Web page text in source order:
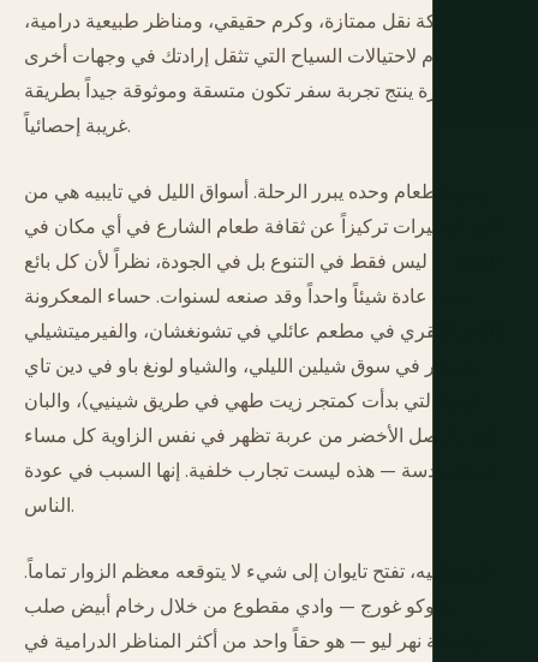
وشبكة نقل ممتازة، وكرم حقيقي، ومناظر طبيعية درامية،
وغياب تام لاحتيالات السياح التي تثقل إرادتك في وجهات أخرى
شهيرة ينتج تجربة سفر تكون متسقة وموثوقة جيداً بطريقة
غريبة إحصائياً.
وضع الطعام وحده يبرر الرحلة. أسواق الليل في تايبيه هي من
أكثر التعبيرات تركيزاً عن ثقافة طعام الشارع في أي مكان في
العالم — ليس فقط في التنوع بل في الجودة، نظراً لأن كل بائع
يصنع عادة شيئاً واحداً وقد صنعه لسنوات. حساء المعكرونة
باللحم البقري في مطعم عائلي في تشونغشان، والفيرميتشيلي
بالمحار في سوق شيلين الليلي، والشياو لونغ باو في دين تاي
فونغ (التي بدأت كمتجر زيت طهي في طريق شينيي)، والبان
كيك بالبصل الأخضر من عربة تظهر في نفس الزاوية كل مساء
في السادسة — هذه ليست تجارب خلفية. إنها السبب في عودة
الناس.
خارج تايبيه، تفتح تايوان إلى شيء لا يتوقعه معظم الزوار تماماً.
تاروكو غورج — وادي مقطوع من خلال رخام أبيض صلب
بواسطة نهر ليو — هو حقاً واحد من أكثر المناظر الدرامية في